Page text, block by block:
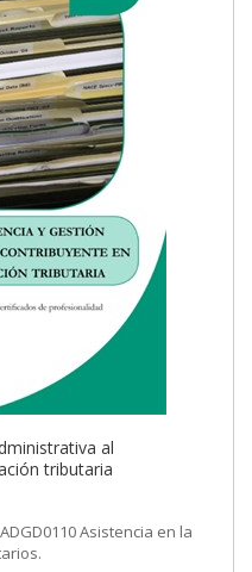
al
tributaria
Asistencia en la